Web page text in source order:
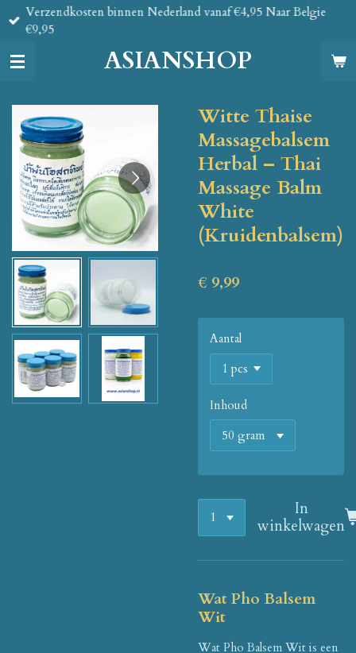
Ga
direct
de
ASIANSHOP
Verzendkosten binnen Nederland vanaf €4,95 Naar Belgie
€9,95
Witte Thaise
Massagebalsem
Herbal – Thai
Massage Balm
White
(Kruidenbalsem)
€ 9,99
Aantal
Inhoud
In
winkelwagen
Wat Pho Balsem
Wit
Wat Pho Balsem Wit is een